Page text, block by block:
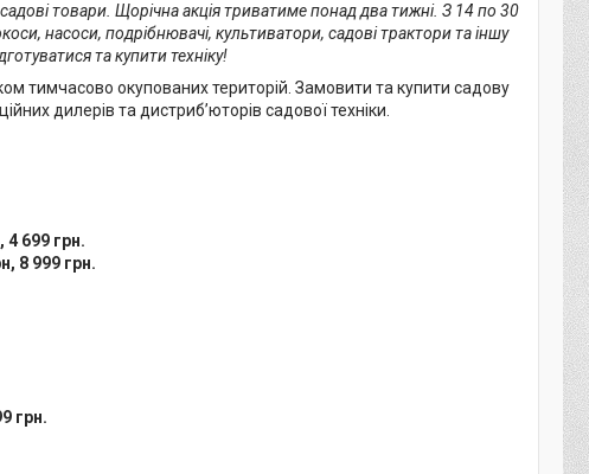
товари. Щорічна акція триватиме понад два тижні. З 14 по 30
насоси, подрібнювачі, культиватори, садові трактори та іншу
та купити техніку!
тимчасово окупованих територій. Замовити та купити садову
дилерів та дистриб’юторів садової техніки.
4 699 грн.
8 999 грн.
грн.